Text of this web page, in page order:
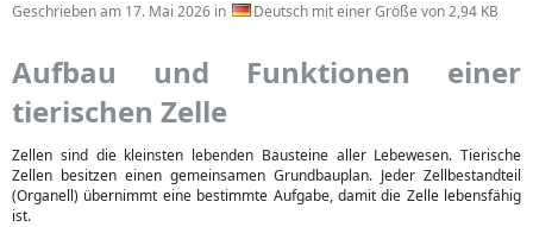
Geschrieben am 17. Mai 2026 in Deutsch mit einer Größe von 2,94 KB
Aufbau und Funktionen einer
tierischen Zelle
Zellen sind die kleinsten lebenden Bausteine aller Lebewesen. Tierische
Zellen besitzen einen gemeinsamen Grundbauplan. Jeder Zellbestandteil
(Organell) übernimmt eine bestimmte Aufgabe, damit die Zelle lebensfähig
ist.